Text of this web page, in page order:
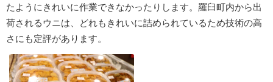
たようにきれいに作業できなかったりします。羅臼町内から出
荷されるウニは、どれもきれいに詰められているため技術の高
さにも定評があります。